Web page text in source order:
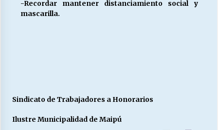
-Recordar mantener distanciamiento social y
mascarilla.
Sindicato de Trabajadores a Honorarios
Ilustre Municipalidad de Maipú